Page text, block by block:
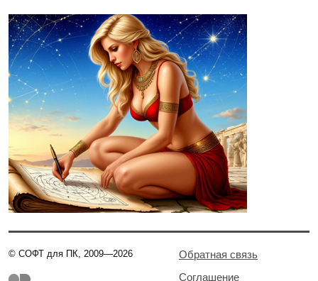
© СОФТ для ПК, 2009—2026
Обратная связь
Соглашение